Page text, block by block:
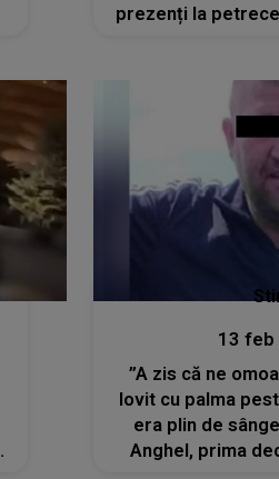
prezenți la
13 feb
”A zis că ne
lovit cu palma
era plin de
Anghel, prima